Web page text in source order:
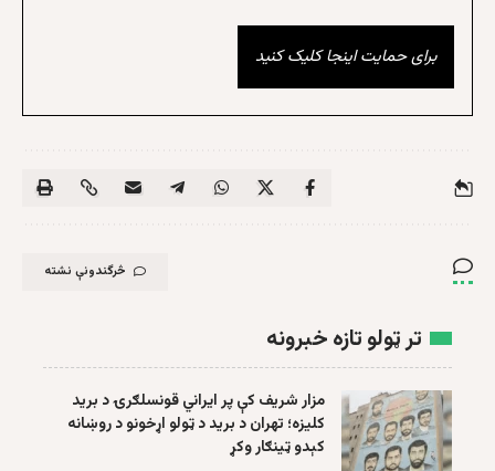
برای حمایت اینجا کلیک کنید
څرگندونې نشته
تر ټولو تازه خبرونه
مزار شریف کې پر ایراني قونسلګرۍ د برید
کلیزه؛ تهران د برید د ټولو اړخونو د روښانه
کېدو ټینګار وکړ